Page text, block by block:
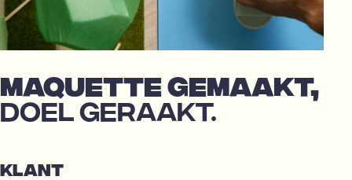
MAQUETTE GEMAAKT,
DOEL GERAAKT.
KLANT